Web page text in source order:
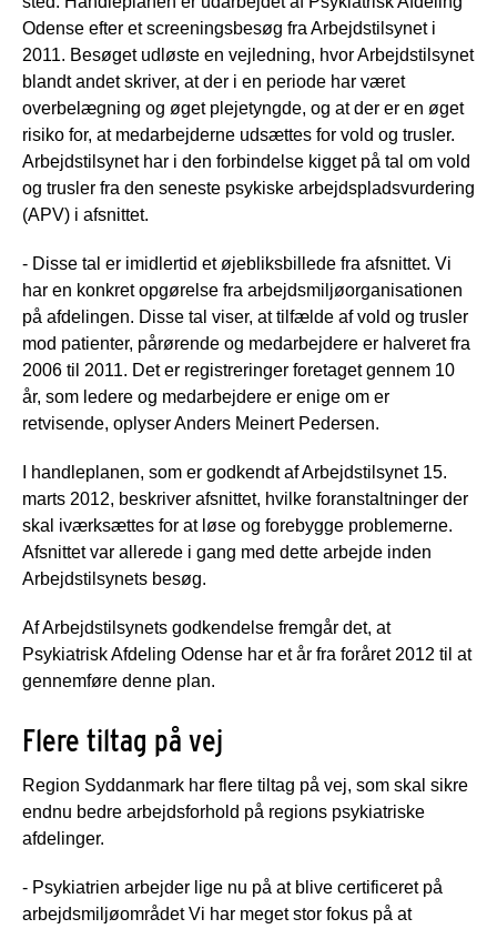
Odense efter et screeningsbesøg fra Arbejdstilsynet i
2011. Besøget udløste en vejledning, hvor Arbejdstilsynet
blandt andet skriver, at der i en periode har været
overbelægning og øget plejetyngde, og at der er en øget
risiko for, at medarbejderne udsættes for vold og trusler.
Arbejdstilsynet har i den forbindelse kigget på tal om vold
og trusler fra den seneste psykiske arbejdspladsvurdering
(APV) i afsnittet.
- Disse tal er imidlertid et øjebliksbillede fra afsnittet. Vi
har en konkret opgørelse fra arbejdsmiljøorganisationen
på afdelingen. Disse tal viser, at tilfælde af vold og trusler
mod patienter, pårørende og medarbejdere er halveret fra
2006 til 2011. Det er registreringer foretaget gennem 10
år, som ledere og medarbejdere er enige om er
retvisende, oplyser Anders Meinert Pedersen.
I handleplanen, som er godkendt af Arbejdstilsynet 15.
marts 2012, beskriver afsnittet, hvilke foranstaltninger der
skal iværksættes for at løse og forebygge problemerne.
Afsnittet var allerede i gang med dette arbejde inden
Arbejdstilsynets besøg.
Af Arbejdstilsynets godkendelse fremgår det, at
Psykiatrisk Afdeling Odense har et år fra foråret 2012 til at
gennemføre denne plan.
Flere tiltag på vej
Region Syddanmark har flere tiltag på vej, som skal sikre
endnu bedre arbejdsforhold på regions psykiatriske
afdelinger.
- Psykiatrien arbejder lige nu på at blive certificeret på
arbejdsmiljøområdet Vi har meget stor fokus på at